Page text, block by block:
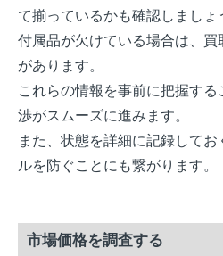
て揃っているかも確認しましょ
付属品が欠けている場合は、
があります。
これらの情報を事前に把握す
渉がスムーズに進みます。
また、状態を詳細に記録して
ルを防ぐことにも繋がります。
市場価格を調査する